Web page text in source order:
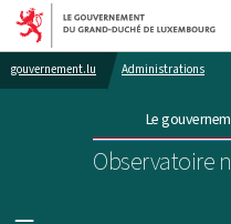
Aller au
Aller
gouvernement.lu Administrations
Le
Observatoire